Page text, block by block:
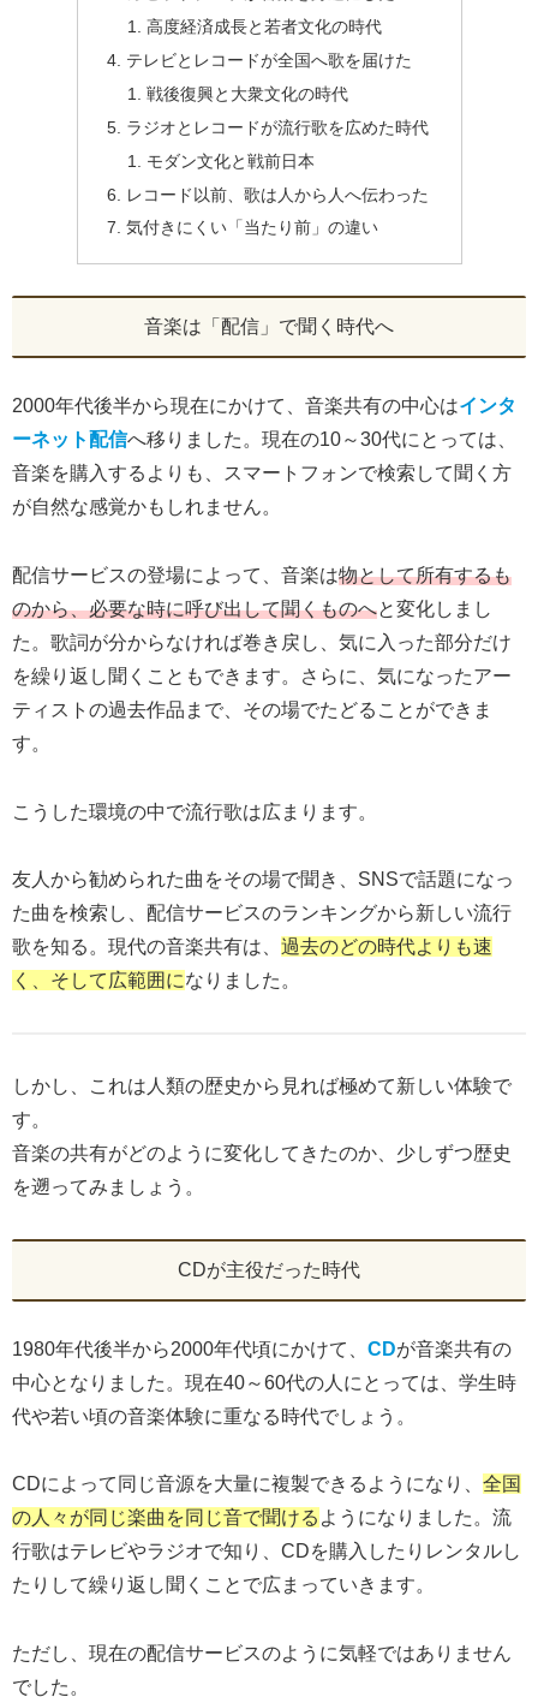
高度経済成長と若者文化の時代
テレビとレコードが全国へ歌を届けた
戦後復興と大衆文化の時代
ラジオとレコードが流行歌を広めた時代
モダン文化と戦前日本
レコード以前、歌は人から人へ伝わった
気付きにくい「当たり前」の違い
音楽は「配信」で聞く時代へ
2000年代後半から現在にかけて、音楽共有の中心はインタ
ーネット配信へ移りました。現在の10～30代にとっては、
音楽を購入するよりも、スマートフォンで検索して聞く方
が自然な感覚かもしれません。
配信サービスの登場によって、音楽は物として所有するも
のから、必要な時に呼び出して聞くものへと変化しまし
た。歌詞が分からなければ巻き戻し、気に入った部分だけ
を繰り返し聞くこともできます。さらに、気になったアー
ティストの過去作品まで、その場でたどることができま
す。
こうした環境の中で流行歌は広まります。
友人から勧められた曲をその場で聞き、SNSで話題になっ
た曲を検索し、配信サービスのランキングから新しい流行
歌を知る。現代の音楽共有は、 過去のどの時代よりも速
く、そして広範囲になりました。
しかし、これは人類の歴史から見れば極めて新しい体験で
す。
音楽の共有がどのように変化してきたのか、少しずつ歴史
を遡ってみましょう。
CDが主役だった時代
1980年代後半から2000年代頃にかけて、 CDが音楽共有の
中心となりました。現在40～60代の人にとっては、学生時
代や若い頃の音楽体験に重なる時代でしょう。
CDによって同じ音源を大量に複製できるようになり、 全国
の人々が同じ楽曲を同じ音で聞ける ようになりました。流
行歌はテレビやラジオで知り、CDを購入したりレンタルし
たりして繰り返し聞くことで広まっていきます。
ただし、現在の配信サービスのように気軽ではありません
でした。